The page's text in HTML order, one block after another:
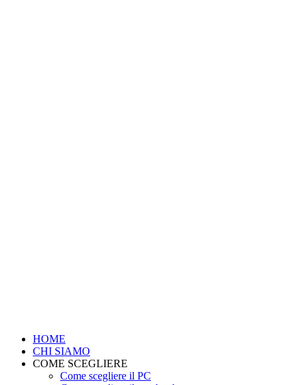
HOME
CHI SIAMO
COME SCEGLIERE
Come scegliere il PC